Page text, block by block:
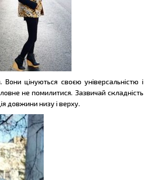
цінуються своєю універсальністю і
не помилитися. Зазвичай складність
довжини низу і верху.